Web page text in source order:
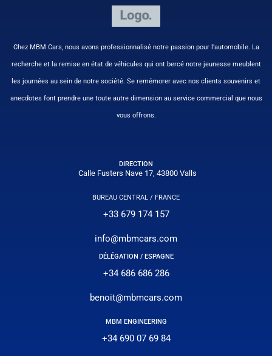
Chez MBM Cars, nous avons professionnalisé notre passion pour l’automobile. La
recherche et la remise en état de véhicules qui ont bercé notre jeunesse meublent
les journées au sein de notre société. Se remémorer avec nos clients souvenirs et
anecdotes font prendre une toute autre dimension au service commercial que nous
vous offrons.
DIRECTION
Calle Fusters Nave 17, 43800 Valls
BUREAU CENTRAL / FRANCE
+33 679 174 157
info@mbmcars.com
DÉLÉGATION / ESPAGNE
+34 686 686 286
benoit@mbmcars.com
MBM ENGINEERING
+34 690 07 69 84